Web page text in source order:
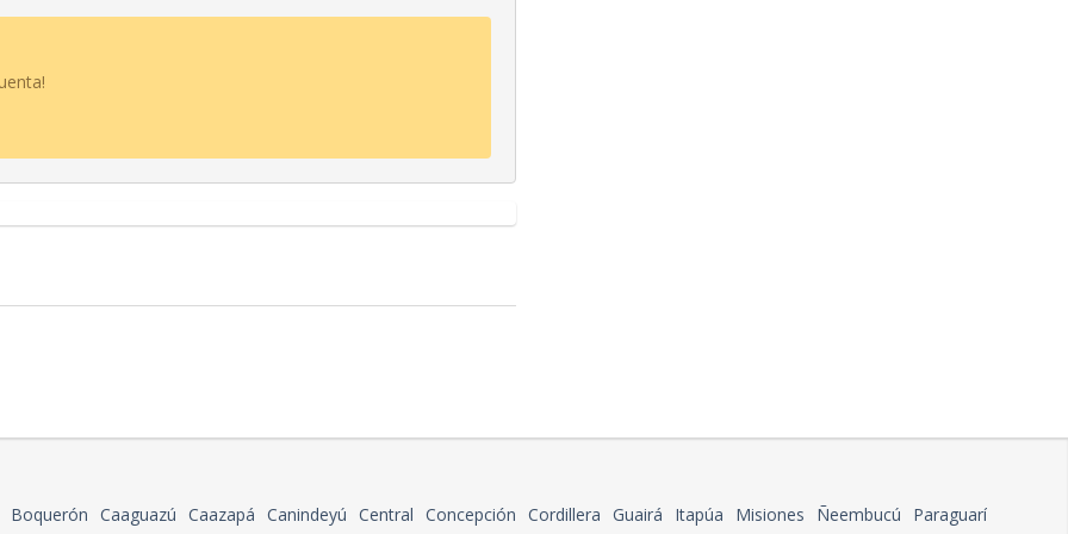
Boquerón Caaguazú Caazapá Canindeyú Central Concepción Cordillera Guairá Itapúa Misiones Ñeembucú Paraguarí